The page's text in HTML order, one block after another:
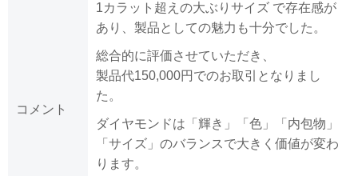
コメント
1カラット超えの大ぶりサイズ で存在感が
あり、製品としての魅力も十分でした。
総合的に評価させていただき、
製品代150,000円でのお取引となりまし
た。
ダイヤモンドは「輝き」「色」「内包物」
「サイズ」のバランスで大きく価値が変わ
ります。